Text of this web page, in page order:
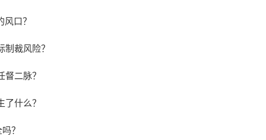
口？
裁风险？
二脉？
什么？
？